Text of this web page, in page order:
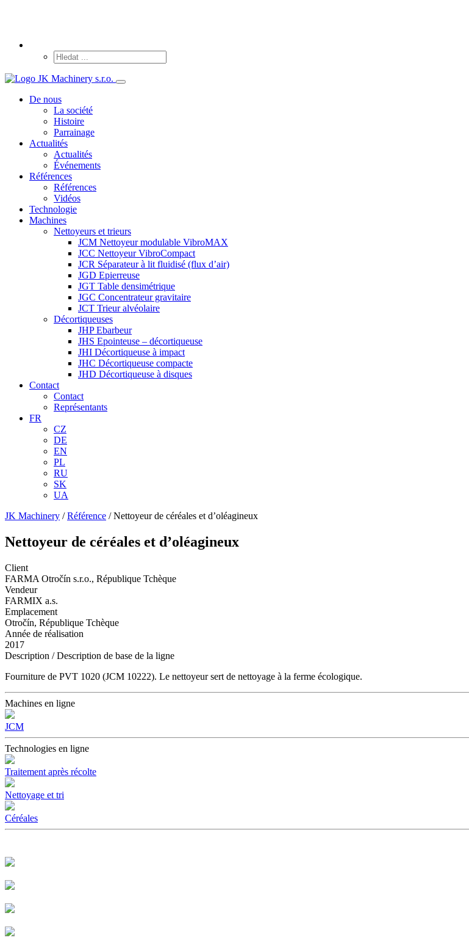
De nous
La société
Histoire
Parrainage
Actualités
Actualités
Événements
Références
Références
Vidéos
Technologie
Machines
Nettoyeurs et trieurs
JCM Nettoyeur modulable VibroMAX
JCC Nettoyeur VibroCompact
JCR Séparateur à lit fluidisé (flux d’air)
JGD Epierreuse
JGT Table densimétrique
JGC Concentrateur gravitaire
JCT Trieur alvéolaire
Décortiqueuses
JHP Ebarbeur
JHS Epointeuse – décortiqueuse
JHI Décortiqueuse à impact
JHC Décortiqueuse compacte
JHD Décortiqueuse à disques
Contact
Contact
Représentants
FR
CZ
DE
EN
PL
RU
SK
UA
JK Machinery /Référence /Nettoyeur de céréales et d’oléagineux
Nettoyeur de céréales et d’oléagineux
Client
FARMA Otročín s.r.o., République Tchèque
Vendeur
FARMIX a.s.
Emplacement
Otročín, République Tchèque
Année de réalisation
2017
Description / Description de base de la ligne
Fourniture de PVT 1020 (JCM 10222). Le nettoyeur sert de nettoyage à la ferme écologique.
Machines en ligne
JCM
Technologies en ligne
Traitement après récolte
Nettoyage et tri
Céréales